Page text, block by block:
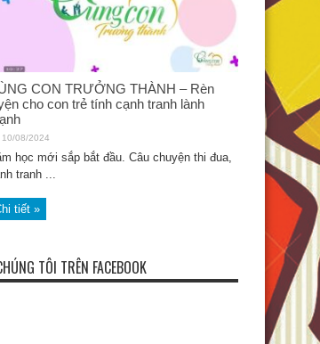
CON TRƯỞNG THÀNH – Rèn
cho con trẻ tính cạnh tranh lành
10/08/2024
học mới sắp bắt đầu. Câu chuyện thi đua,
tranh ...
tiết »
TÔI TRÊN FACEBOOK